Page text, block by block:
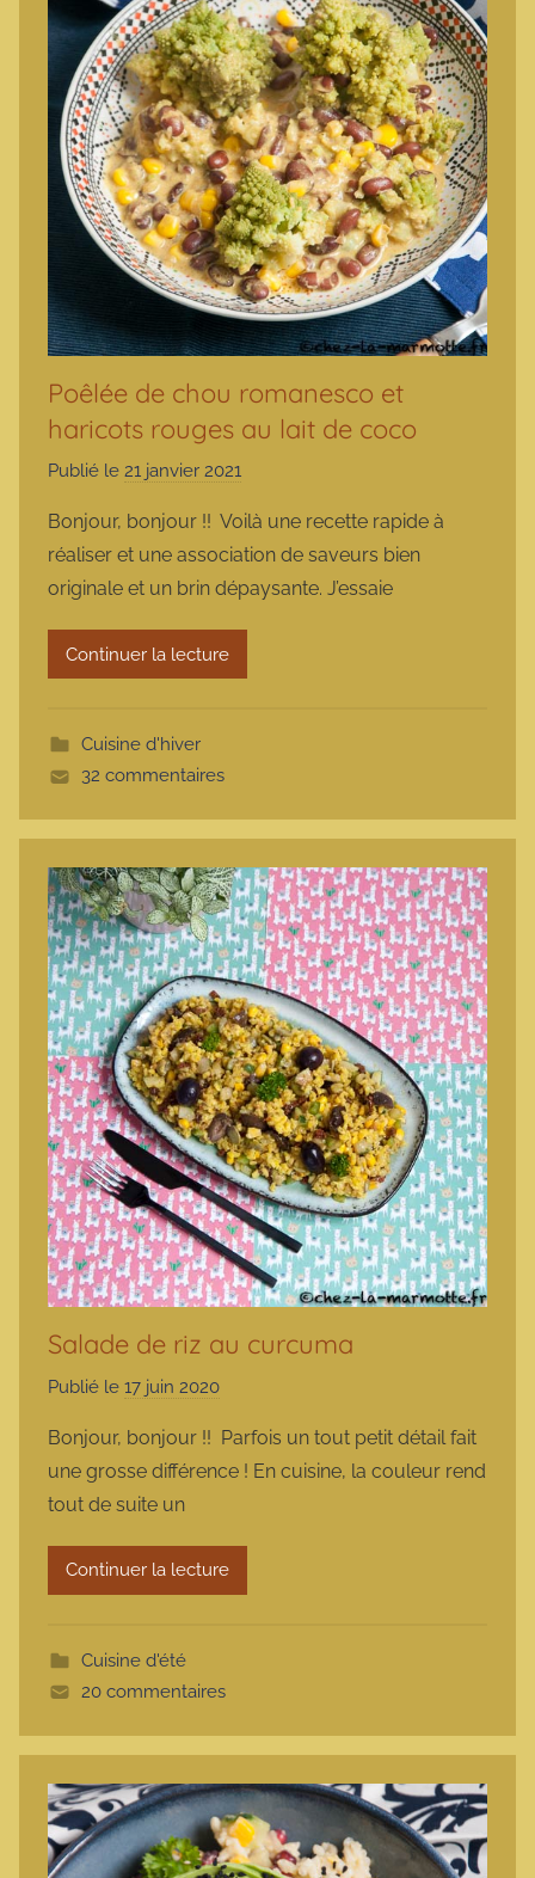
Poêlée de chou romanesco et
haricots rouges au lait de coco
Publié le 21 janvier 2021
r
m
a
r
Bonjour, bonjour !! Voilà une recette rapide à
réaliser et une association de saveurs bien
originale et un brin dépaysante. J’essaie
Continuer la lecture
Cuisine d'hiver
32 commentaires
Salade de riz au curcuma
Publié le 17 juin 2020
r
m
r
m
e
Bonjour, bonjour !! Parfois un tout petit détail fait
une grosse différence ! En cuisine, la couleur rend
tout de suite un
Continuer la lecture
Cuisine d'été
20 commentaires